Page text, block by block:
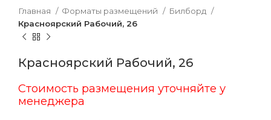
Главная Форматы размещений
Билборд
Красноярский Рабочий, 26
Красноярский Рабочий, 26
Стоимость размещения уточняйте у
менеджера